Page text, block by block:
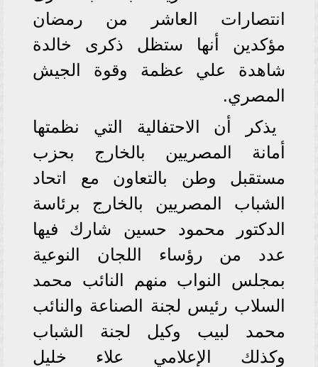
انتصارات العاشر من رمضان
مؤكدين أنها ستظل ذكرى خالدة
شاهدة علي عظمة وقوة الجيش
المصري.
يذكر أن الاحتفالية التي نظمتها
أمانة المصريين بالخارج بحزب
مستقبل وطن بالتعاون مع اتحاد
الشباب المصريين بالخارج برئاسة
الدكتور محمود حسين شارك فيها
عدد من رؤساء اللجان النوعية
بمجلس النواب منهم النائب محمد
السلاب رئيس لجنة الصناعة والنائب
محمد لبيب وكيل لجنة الشباب
وكذلك الإعلامي علاء خليل